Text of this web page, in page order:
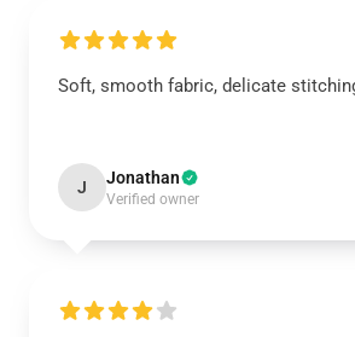
Soft, smooth fabric, delicate
J Jonathan
Verified owner